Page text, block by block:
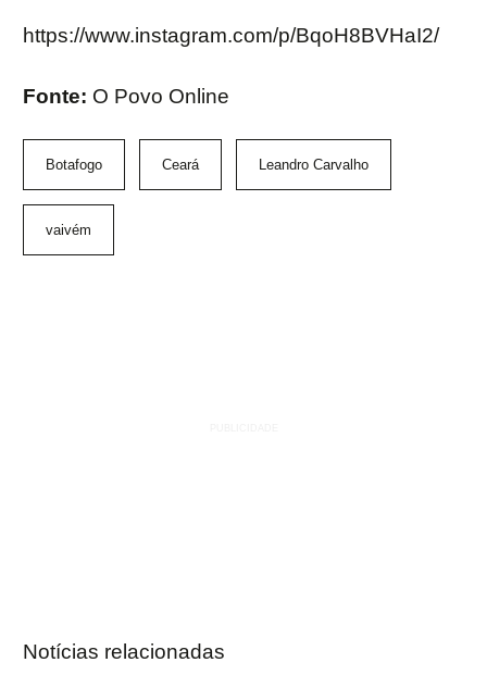
https://www.instagram.com/p/BqoH8BVHaI2/
Fonte: O Povo Online
Botafogo Ceará Leandro Carvalho
vaivém
Notícias relacionadas